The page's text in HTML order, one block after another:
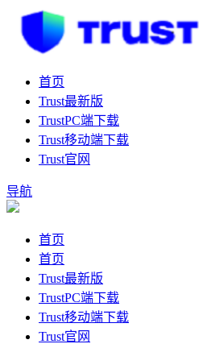
首页
Trust最新版
TrustPC端下载
Trust移动端下载
Trust官网
导航
首页
首页
Trust最新版
TrustPC端下载
Trust移动端下载
Trust官网